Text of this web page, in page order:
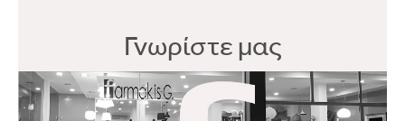
Γνωρίστε μας